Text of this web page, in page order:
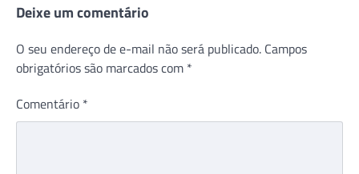
Deixe um comentário
O seu endereço de e-mail não será publicado. Campos
obrigatórios são marcados com *
Comentário *